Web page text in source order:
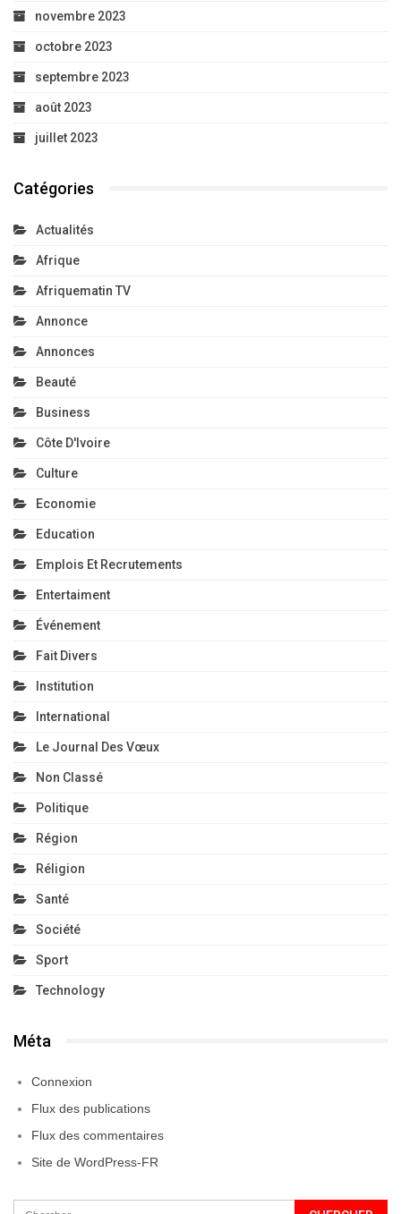
novembre 2023
octobre 2023
septembre 2023
août 2023
juillet 2023
Catégories
Actualités
Afrique
Afriquematin TV
Annonce
Annonces
Beauté
Business
Côte D'Ivoire
Culture
Economie
Education
Emplois Et Recrutements
Entertaiment
Événement
Fait Divers
Institution
International
Le Journal Des Vœux
Non Classé
Politique
Région
Réligion
Santé
Société
Sport
Technology
Méta
Connexion
Flux des publications
Flux des commentaires
Site de WordPress-FR